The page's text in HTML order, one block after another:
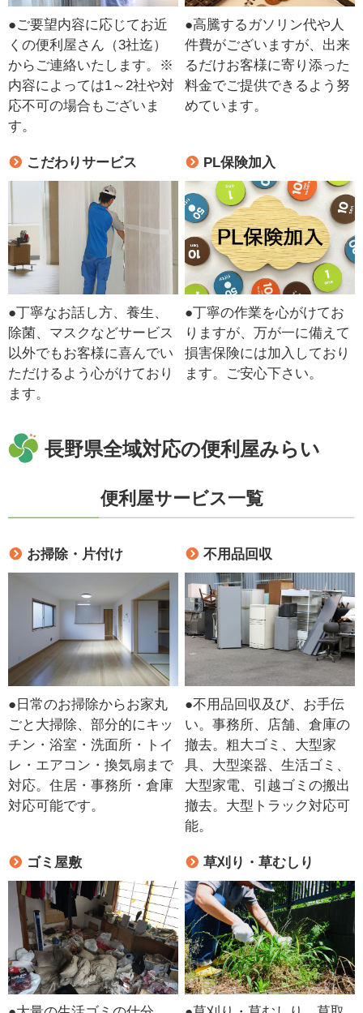
●ご要望内容に応じてお近
くの便利屋さん（3社迄）
からご連絡いたします。※
内容によっては1～2社や対
応不可の場合もございま
す。
●高騰するガソリン代や人
件費がございますが、出来
るだけお客様に寄り添った
料金でご提供できるよう努
めています。
こだわりサービス
●丁寧なお話し方、養生、
除菌、マスクなどサービス
以外でもお客様に喜んでい
ただけるよう心がけており
ます。
PL保険加入
●丁寧の作業を心がけてお
りますが、万が一に備えて
損害保険には加入しており
ます。ご安心下さい。
長野県全域対応の便利屋みらい
便利屋サービス一覧
お掃除・片付け
●日常のお掃除からお家丸
ごと大掃除、部分的にキッ
チン・浴室・洗面所・トイ
レ・エアコン・換気扇まで
対応。住居・事務所・倉庫
対応可能です。
不用品回収
●不用品回収及び、お手伝
い。事務所、店舗、倉庫の
撤去。粗大ゴミ、大型家
具、大型楽器、生活ゴミ、
大型家電、引越ゴミの搬出
撤去。大型トラック対応可
能。
ゴミ屋敷 草刈り・草むしり